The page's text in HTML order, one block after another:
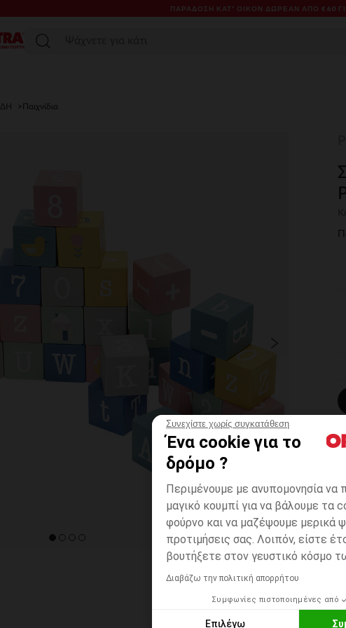
Συνεχίστε χωρίς συγκατάθεση
Ένα cookie για το
δρόμο ?
Περιμένουμε με ανυπομονησία να
μαγικό κουμπί για να βάλουμε τα
φούρνο και να μαζέψουμε μερικά
προτιμήσεις σας. Λοιπόν, είστε
βουτήξετε στον γευστικό κόσμο
Διαβάζω την πολιτική απορρήτου
Συμφωνίες πιστοποιημένες από
Επιλέγω
ΠΑΡΆΔΟΣΗ ΚΑΤ' ΟΊΚΟΝ ΔΩΡΕΑΝ ΑΠΌ €60
Παιχνίδια